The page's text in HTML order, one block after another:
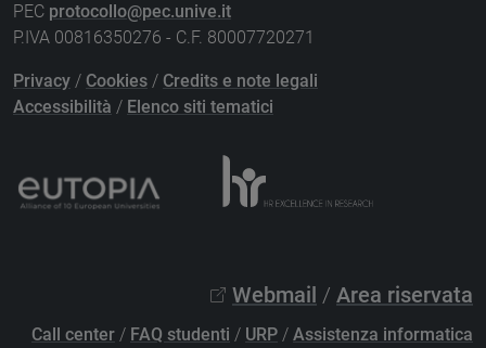
PEC protocollo@pec.unive.it
P.IVA 00816350276 - C.F. 80007720271
Privacy / Cookies / Credits e note legali
Accessibilità / Elenco siti tematici
Webmail / Area riservata
Call center / FAQ studenti / URP / Assistenza informatica